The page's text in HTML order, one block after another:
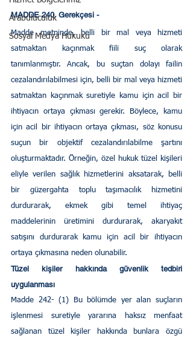
Arabuluculuk
Sosyal Medya Hukuku
MADDE 240. Gerekçesi -
Madde metninde, belli bir mal veya hizmeti
satmaktan kaçınmak fiili suç olarak
tanımlanmıştır. Ancak, bu suçtan dolayı failin
cezalandırılabilmesi için, belli bir mal veya hizmeti
satmaktan kaçınmak suretiyle kamu için acil bir
ihtiyacın ortaya çıkması gerekir. Böylece, kamu
için acil bir ihtiyacın ortaya çıkması, söz konusu
suçun bir objektif cezalandırılabilme şartını
oluşturmaktadır. Örneğin, özel hukuk tüzel kişileri
eliyle verilen sağlık hizmetlerini aksatarak, belli
bir güzergahta toplu taşımacılık hizmetini
durdurarak, ekmek gibi temel ihtiyaç
maddelerinin üretimini durdurarak, akaryakıt
satışını durdurarak kamu için acil bir ihtiyacın
ortaya çıkmasına neden olunabilir.
Tüzel kişiler hakkında güvenlik tedbiri
uygulanması
Madde 242- (1) Bu bölümde yer alan suçların
işlenmesi suretiyle yararına haksız menfaat
sağlanan tüzel kişiler hakkında bunlara özgü